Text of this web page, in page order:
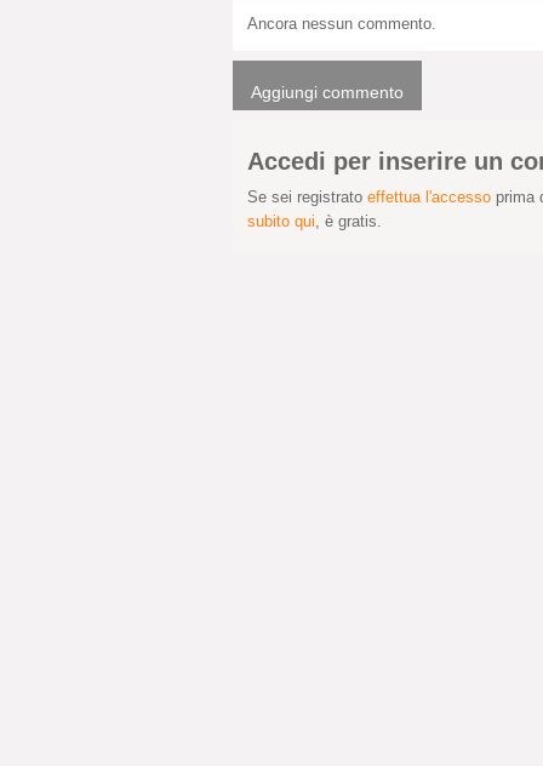
Ancora nessun commento.
Aggiungi commento
Accedi per inserire un
Se sei registrato effettua l'accesso prima
subito qui, è gratis.